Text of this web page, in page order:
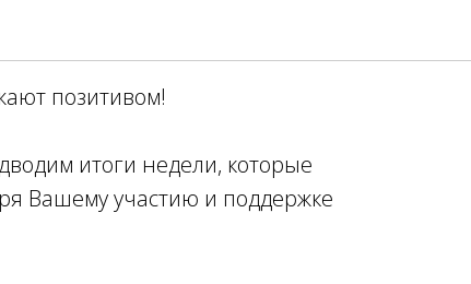
позитивом!
итоги недели, которые
Вашему участию и поддержке